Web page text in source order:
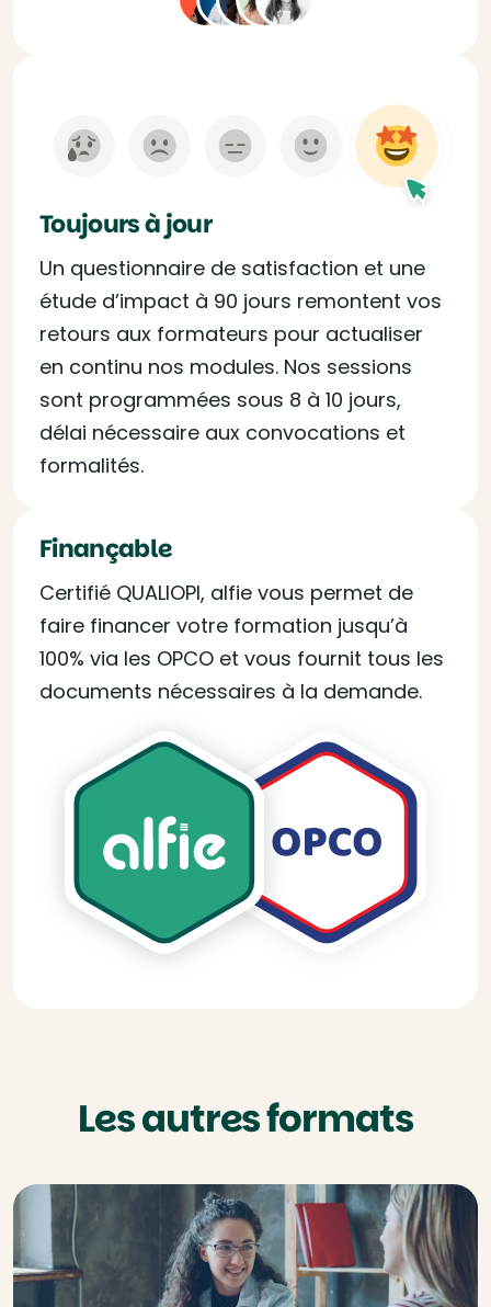
Toujours à jour
Un questionnaire de satisfaction et une
étude d’impact à 90 jours remontent vos
retours aux formateurs pour actualiser
en continu nos modules. Nos sessions
sont programmées sous 8 à 10 jours,
délai nécessaire aux convocations et
formalités.
Finançable
Certifié QUALIOPI, alfie vous permet de
faire financer votre formation jusqu’à
100% via les OPCO et vous fournit tous les
documents nécessaires à la demande.
Les autres formats